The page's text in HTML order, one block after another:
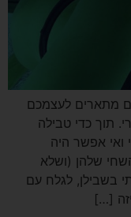
מתארים לעצמכם
תוך כדי טבילה
ואי אפשר היה
שלהן (ושלא
בשבילן, לגלח עם
[…]